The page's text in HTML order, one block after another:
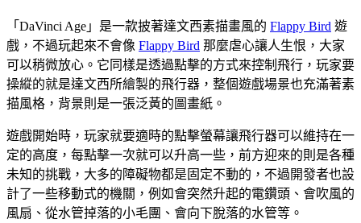
「DaVinci Age」是一款披著達文西素描畫風的 Flappy Bird 遊
戲，不過玩起來不會像 Flappy Bird 那麼虐心讓人生恨，大家
可以稍微放心。它同樣是透過點擊的方式來控制飛行，玩家要
操縱的就是達文西所繪製的飛行器，整個遊戲場景也充滿著素
描風格，背景則是一張泛黃的圖畫紙。
遊戲開始時，玩家就要適時的點擊螢幕讓飛行器可以維持在一
定的高度，每點擊一次就可以升高一些，前方迎來的則是各種
未知的挑戰，大多的障礙物都是固定不動的，不過開發者也設
計了一些移動式的機關，例如會突然升起的電鑽頭、會吹風的
風扇、從水管掉落的小毛團、會向下脫落的水管等。